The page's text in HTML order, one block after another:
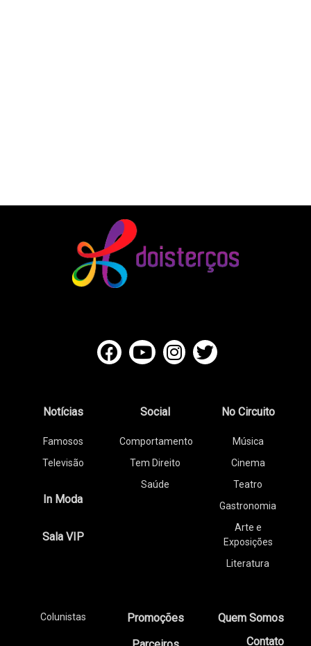
Notícias
Famosos
Televisão
In Moda
Sala VIP
Social
Comportamento
Tem Direito
Saúde
No Circuito
Música
Cinema
Teatro
Gastronomia
Arte e
Exposições
Literatura
Colunistas
Promoções
Quem Somos
Contato